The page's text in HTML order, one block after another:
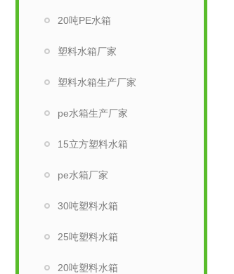
20吨PE水箱
塑料水箱厂家
塑料水箱生产厂家
pe水箱生产厂家
15立方塑料水箱
pe水箱厂家
30吨塑料水箱
25吨塑料水箱
20吨塑料水箱